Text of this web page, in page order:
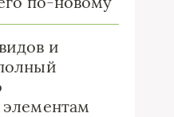
и
элементам